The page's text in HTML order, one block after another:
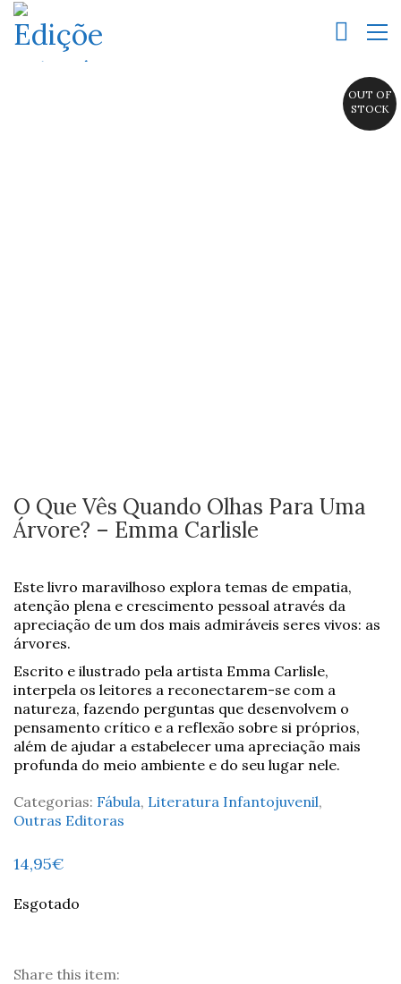
OUT OF
STOCK
O Que Vês Quando Olhas Para Uma
Árvore? – Emma Carlisle
Este livro maravilhoso explora temas de empatia,
atenção plena e crescimento pessoal através da
apreciação de um dos mais admiráveis seres vivos: as
árvores.
Escrito e ilustrado pela artista Emma Carlisle,
interpela os leitores a reconectarem-se com a
natureza, fazendo perguntas que desenvolvem o
pensamento crítico e a reflexão sobre si próprios,
além de ajudar a estabelecer uma apreciação mais
profunda do meio ambiente e do seu lugar nele.
Categorias: Fábula, Literatura Infantojuvenil,
Outras Editoras
14,95€
Esgotado
Share this item: